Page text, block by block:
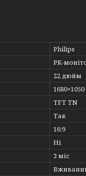
Philips
РК-
22 дюйм
1680×1050
TFT TN
Так
16:9
Ні
3 міс